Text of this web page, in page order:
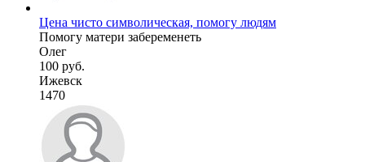
Цена чисто символическая, помогу людям
Помогу матери забеременеть
Олег
100 руб.
Ижевск
1470